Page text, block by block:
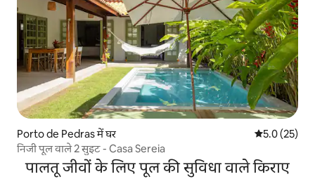
Porto de Pedras में घर औसत रेटिंग 5
5.0 (25)
निजी पूल वाले 2 सुइट - Casa Sereia
पालतू जीवों के लिए पूल की सुविधा वाले किराए